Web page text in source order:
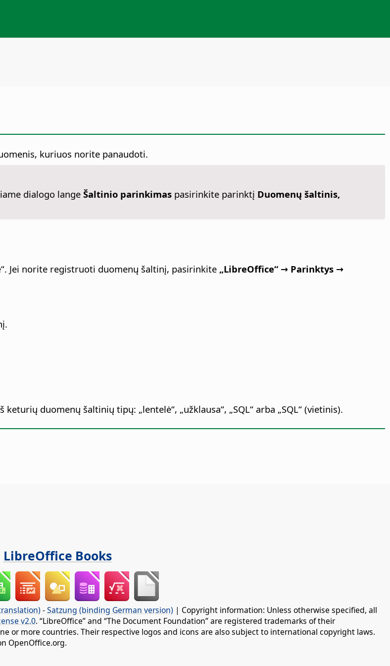
kuriuos norite panaudoti.
dialogo lange Šaltinio parinkimaspasirinkite parinktį Duomenų šaltinis,
Jei norite registruoti duomenų šaltinį, pasirinkite „LibreOffice“ → Parinktys →
duomenų šaltinių tipų: „lentelė“, „užklausa“, „SQL“ arba „SQL“ (vietinis).
LibreOffice Books
-Satzung (binding German version) | Copyright information: Unless otherwise specified, all
v2.0. “LibreOffice” and “The Document Foundation” are registered trademarks of their
or more countries. Their respective logos and icons are also subject to international copyright laws.
OpenOffice.org.